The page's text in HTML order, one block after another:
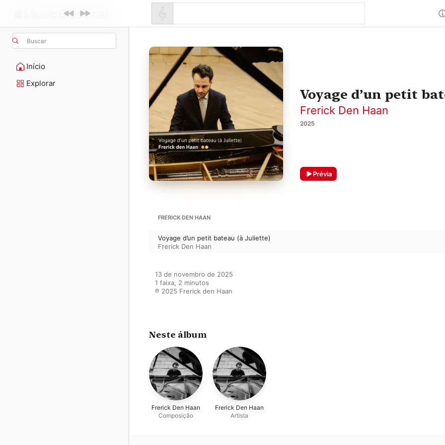
Buscar
Início
Explorar
Voyage d’un petit
Frerick Den Haan
2025
Prévia
FRERICK DEN HAAN
Voyage d’un petit bateau (à Juliette)
Frerick Den Haan
13 de novembro de 2025
1 faixa, 2 minutos
℗ 2025 Frerick den Haan
Neste álbum
Frerick Den Haan
Composição
Frerick Den Haan
Artista